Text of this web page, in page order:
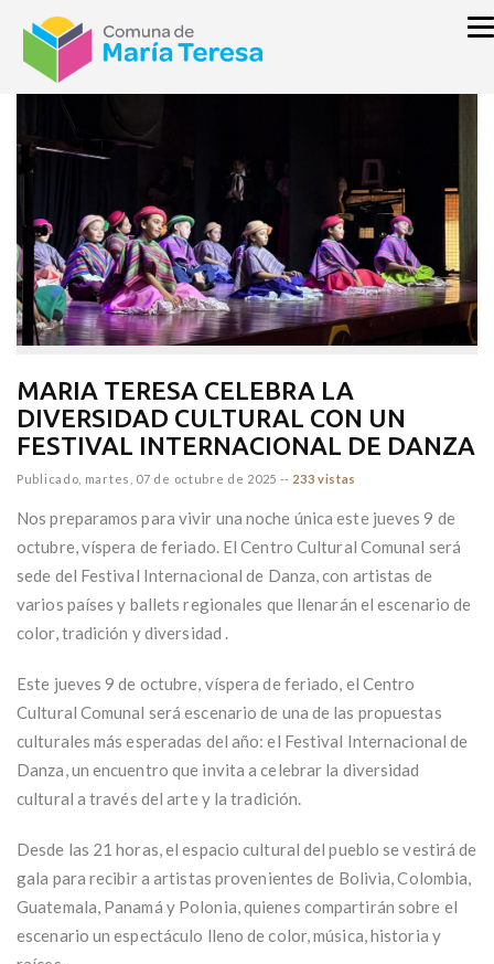
inicio GOBIERNO
MARIA TERESA CELEBRA LA
DIVERSIDAD CULTURAL CON UN
FESTIVAL INTERNACIONAL DE DANZA
Publicado, martes, 07 de octubre de 2025 -- 233 vistas
Nos preparamos para vivir una noche única este jueves 9 de
octubre, víspera de feriado. El Centro Cultural Comunal será
sede del Festival Internacional de Danza, con artistas de
varios países y ballets regionales que llenarán el escenario de
color, tradición y diversidad .
Este jueves 9 de octubre, víspera de feriado, el Centro
Cultural Comunal será escenario de una de las propuestas
culturales más esperadas del año: el Festival Internacional de
Danza, un encuentro que invita a celebrar la diversidad
cultural a través del arte y la tradición.
Desde las 21 horas, el espacio cultural del pueblo se vestirá de
gala para recibir a artistas provenientes de Bolivia, Colombia,
Guatemala, Panamá y Polonia, quienes compartirán sobre el
escenario un espectáculo lleno de color, música, historia y